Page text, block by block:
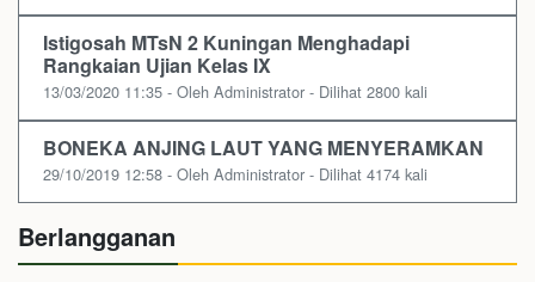
Istigosah MTsN 2 Kuningan Menghadapi
Rangkaian Ujian Kelas IX
13/03/2020 11:35 - Oleh Administrator - Dilihat 2800 kali
BONEKA ANJING LAUT YANG MENYERAMKAN
29/10/2019 12:58 - Oleh Administrator - Dilihat 4174 kali
Berlangganan